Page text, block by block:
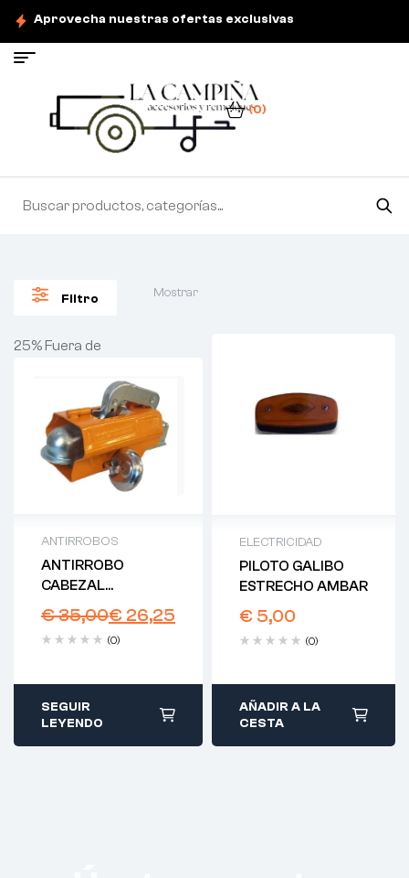
Aprovecha nuestras ofertas exclusivas
(0)
Filtro Mostrar
25% Fuera de
ANTIRROBOS
ANTIRROBO
CABEZAL
UNIVERSAL
€35,00€ 26,25
(0)
SEGUIR
LEYENDO
ELECTRICIDAD
PILOTO GALIBO
ESTRECHO AMBAR
€ 5,00
(0)
AÑADIR A LA
CESTA